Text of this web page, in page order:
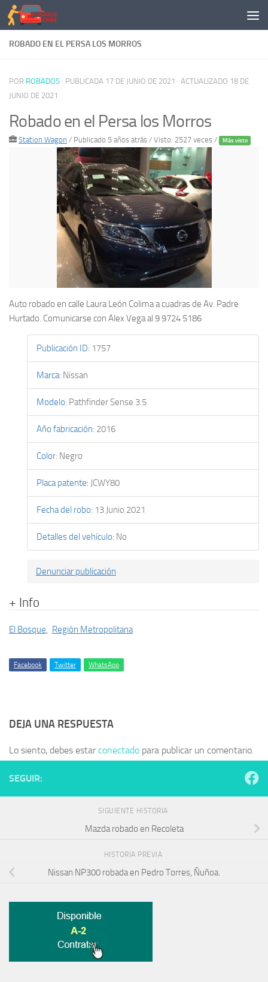
Saltar al contenido
ROBADO EN EL PERSA LOS MORROS
POR ROBADOS · PUBLICADA 17 DE JUNIO DE 2021 · ACTUALIZADO 18 DE
JUNIO DE 2021
Robado en el Persa los Morros
Station Wagon / Publicado 5 años atrás / Visto: 2527 veces / Más visto
Auto robado en calle Laura León Colima a cuadras de Av. Padre
Hurtado. Comunicarse con Alex Vega al 9 9724 5186
Publicación ID: 1757
Marca: Nissan
Modelo: Pathfinder Sense 3.5
Año fabricación: 2016
Color: Negro
Placa patente: JCWY80
Fecha del robo: 13 Junio 2021
Detalles del vehículo: No
Denunciar publicación
+ Info
El Bosque, Región Metropolitana
Facebook Twitter WhatsApp
DEJA UNA RESPUESTA
Lo siento, debes estarconectado para publicar un comentario.
SEGUIR:
SIGUIENTE HISTORIA
Mazda robado en Recoleta
HISTORIA PREVIA
Nissan NP300 robada en Pedro Torres, Ñuñoa.